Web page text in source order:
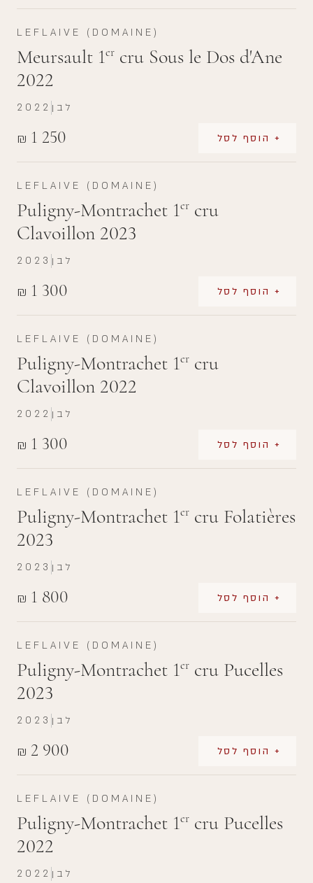
LEFLAIVE (DOMAINE)
Meursault 1er cru Sous le Dos d'Ane
2022
₪ 1 250 + הוסף לסל
2022 לבן
LEFLAIVE (DOMAINE)
Puligny-Montrachet 1er cru
Clavoillon 2023
₪ 1 300 + הוסף לסל
2023 לבן
LEFLAIVE (DOMAINE)
Puligny-Montrachet 1er cru
Clavoillon 2022
₪ 1 300 + הוסף לסל
2022 לבן
LEFLAIVE (DOMAINE)
Puligny-Montrachet 1er cru Folatières
2023
₪ 1 800 + הוסף לסל
2023 לבן
LEFLAIVE (DOMAINE)
Puligny-Montrachet 1er cru Pucelles
2023
₪ 2 900 + הוסף לסל
2023 לבן
LEFLAIVE (DOMAINE)
Puligny-Montrachet 1er cru Pucelles
2022
2022 לבן